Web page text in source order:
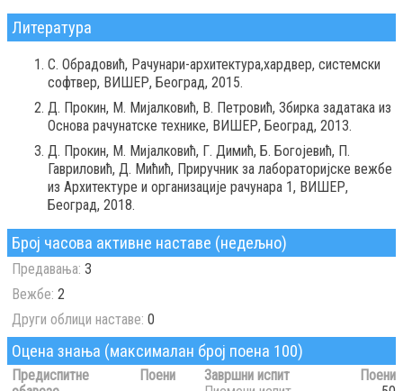
Литература
С. Обрадовић, Рачунари-архитектура,хардвер, системски
софтвер, ВИШЕР, Београд, 2015.
Д. Прокин, М. Мијалковић, В. Петровић, Збирка задатака из
Основа рачунатске технике, ВИШЕР, Београд, 2013.
Д. Прокин, М. Мијалковић, Г. Димић, Б. Богојевић, П.
Гавриловић, Д. Мићић, Приручник за лабораторијске вежбе
из Архитектуре и организације рачунара 1, ВИШЕР,
Београд, 2018.
Број часова активне наставе (недељно)
Предавања: 3
Вежбе: 2
Други облици наставе: 0
Оцена знања (максималан број поена 100)
Предиспитне
Поени Завршни испит
Поени